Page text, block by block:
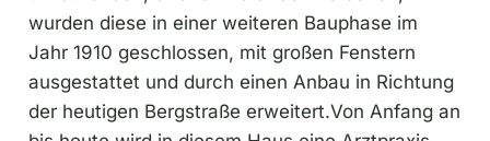
wurden diese in einer weiteren Bauphase im
Jahr 1910 geschlossen, mit großen Fenstern
ausgestattet und durch einen Anbau in Richtung
der heutigen Bergstraße erweitert.Von Anfang an